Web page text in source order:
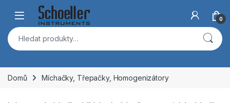
Skip to navigation
Skip to content
Open 0
Hledat:
Domů Míchačky, Třepačky, Homogenizátory